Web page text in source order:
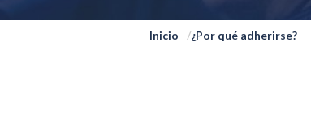
Inicio ¿Por qué adherirse?